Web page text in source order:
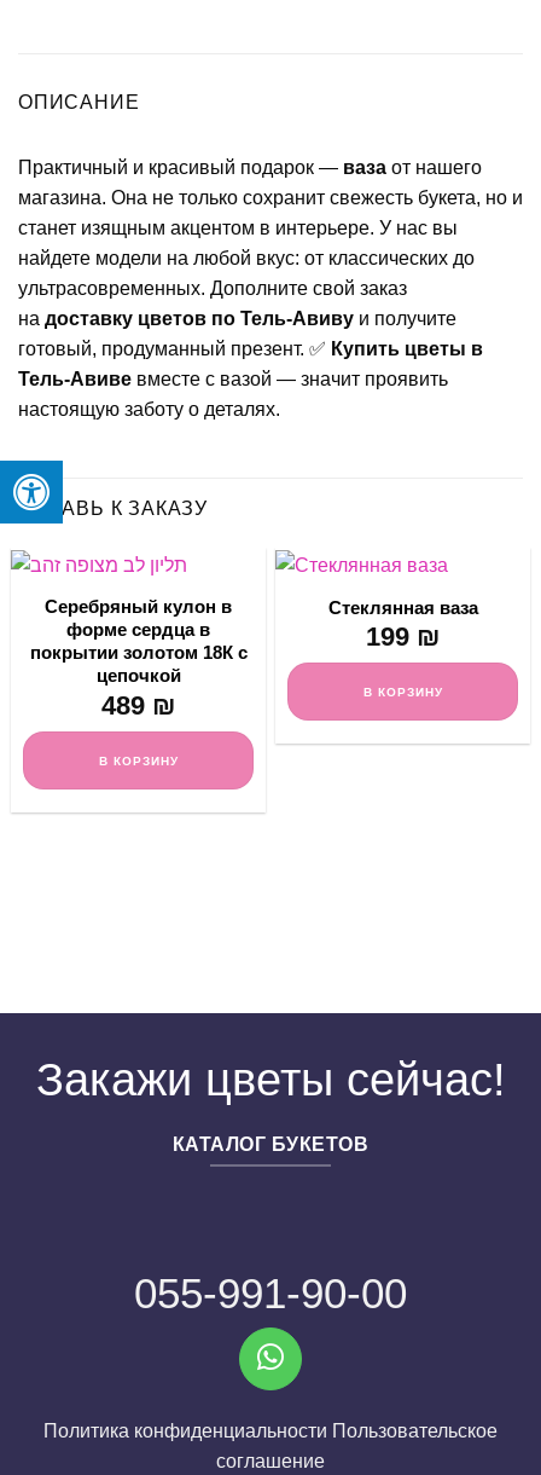
ОПИСАНИЕ
Практичный и красивый подарок — ваза от нашего
магазина. Она не только сохранит свежесть букета, но и
станет изящным акцентом в интерьере. У нас вы
найдете модели на любой вкус: от классических до
ультрасовременных. Дополните свой заказ
на доставку цветов по Тель-Авиву и получите
готовый, продуманный презент. ✅ Купить цветы в
Тель-Авиве вместе с вазой — значит проявить
настоящую заботу о деталях.
ДОБАВЬ К ЗАКАЗУ
Серебряный кулон в
форме сердца в
покрытии золотом 18К с
цепочкой
489 ₪
В КОРЗИНУ
Стеклянная ваза
199 ₪
В КОРЗИНУ
Закажи цветы сейчас!
КАТАЛОГ БУКЕТОВ
055-991-90-00
Политика конфиденциальности Пользовательское
соглашение